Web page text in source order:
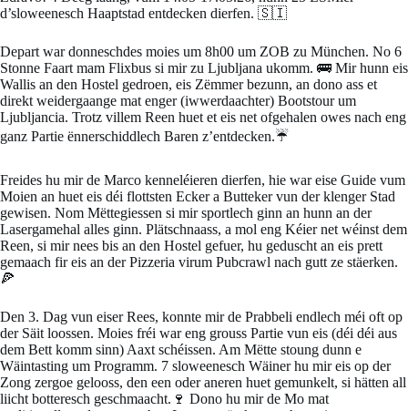
d’sloweenesch Haaptstad entdecken dierfen. 🇸🇮
Depart war donneschdes moies um 8h00 um ZOB zu München. No 6
Stonne Faart mam Flixbus si mir zu Ljubljana ukomm. 🚌 Mir hunn eis
Wallis an den Hostel gedroen, eis Zëmmer bezunn, an dono ass et
direkt weidergaange mat enger (iwwerdaachter) Bootstour um
Ljubljancia. Trotz villem Reen huet et eis net ofgehalen owes nach eng
ganz Partie ënnerschiddlech Baren z’entdecken.☔
Freides hu mir de Marco kenneléieren dierfen, hie war eise Guide vum
Moien an huet eis déi flottsten Ecker a Butteker vun der klenger Stad
gewisen. Nom Mëttegiessen si mir sportlech ginn an hunn an der
Lasergamehal alles ginn. Plätschnaass, a mol eng Kéier net wéinst dem
Reen, si mir nees bis an den Hostel gefuer, hu geduscht an eis prett
gemaach fir eis an der Pizzeria virum Pubcrawl nach gutt ze stäerken.
🍕
Den 3. Dag vun eiser Rees, konnte mir de Prabbeli endlech méi oft op
der Säit loossen. Moies fréi war eng grouss Partie vun eis (déi déi aus
dem Bett komm sinn) Aaxt schéissen. Am Mëtte stoung dunn e
Wäintasting um Programm. 7 sloweenesch Wäiner hu mir eis op der
Zong zergoe gelooss, den een oder aneren huet gemunkelt, si hätten all
liicht botteresch geschmaacht.🍷 Dono hu mir de Mo mat